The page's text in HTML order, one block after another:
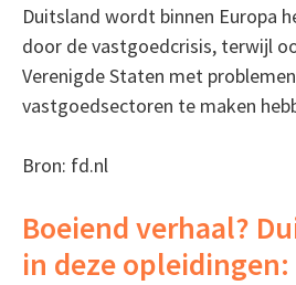
Duitsland wordt binnen Europa
door de vastgoedcrisis, terwijl
Verenigde Staten met
vastgoedsectoren te maken
Bron: fd.nl
Boeiend verhaal?
in deze opleidingen: